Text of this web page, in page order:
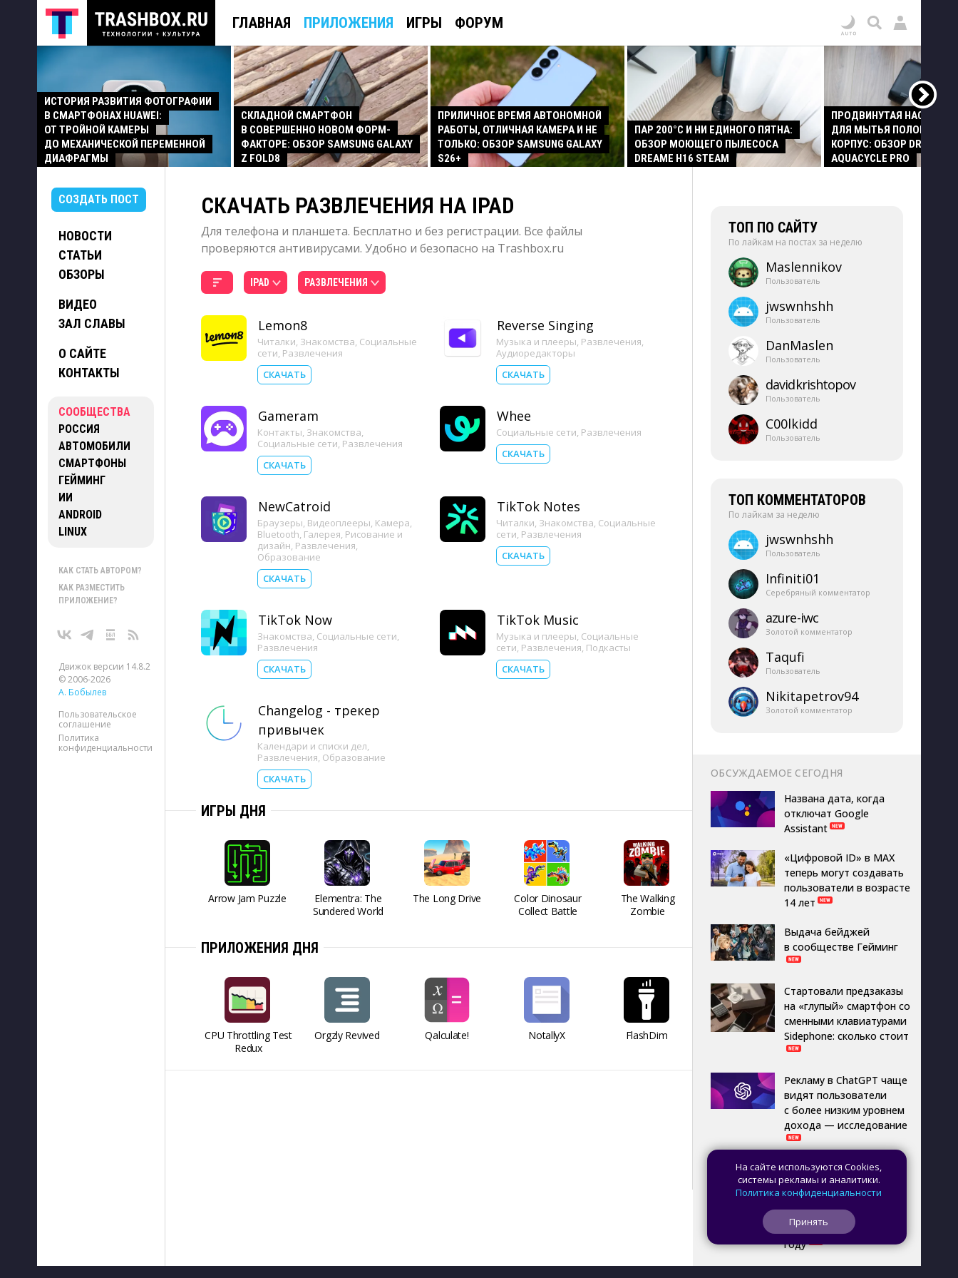
ГЛАВНАЯ ПРИЛОЖЕНИЯ ИГРЫ ФОРУМ
ИСТОРИЯ РАЗВИТИЯ ФОТОГРАФИИ
В СМАРТФОНАХ HUAWEI:
ОТ ТРОЙНОЙ КАМЕРЫ
ДО МЕХАНИЧЕСКОЙ ПЕРЕМЕННОЙ
ДИАФРАГМЫ
СКЛАДНОЙ СМАРТФОН
В СОВЕРШЕННО НОВОМ ФОРМ-
ФАКТОРЕ: ОБЗОР SAMSUNG GALAXY
Z FOLD8
ПРИЛИЧНОЕ ВРЕМЯ АВТОНОМНОЙ
РАБОТЫ, ОТЛИЧНАЯ КАМЕРА И НЕ
ТОЛЬКО: ОБЗОР SAMSUNG GALAXY
S26+
ПАР 200°C И НИ ЕДИНОГО ПЯТНА:
ОБЗОР МОЮЩЕГО ПЫЛЕСОСА
DREAME H16 STEAM
ПРОДВИНУТАЯ НАСАДКА
ДЛЯ МЫТЬЯ ПОЛОВ И
КОРПУС: ОБЗОР DREAME
AQUACYCLE PRO
СОЗДАТЬ ПОСТ
НОВОСТИ
СТАТЬИ
ОБЗОРЫ
ВИДЕО
ЗАЛ СЛАВЫ
О САЙТЕ
КОНТАКТЫ
СООБЩЕСТВА
РОССИЯ
АВТОМОБИЛИ
СМАРТФОНЫ
ГЕЙМИНГ
ИИ
ANDROID
LINUX
КАК СТАТЬ АВТОРОМ?
КАК РАЗМЕСТИТЬ
ПРИЛОЖЕНИЕ?
Движок версии 14.8.2
© 2006-2026
А. Бобылев
Пользовательское
соглашение
Политика
конфиденциальности
СКАЧАТЬ РАЗВЛЕЧЕНИЯ НА IPAD
Для телефона и планшета. Бесплатно и без регистрации. Все файлы
проверяются антивирусами. Удобно и безопасно на Trashbox.ru
IPAD РАЗВЛЕЧЕНИЯ
Lemon8
Читалки, Знакомства, Социальные
сети, Развлечения
СКАЧАТЬ
Reverse Singing
Музыка и плееры, Развлечения,
Аудиоредакторы
СКАЧАТЬ
Gameram
Контакты, Знакомства,
Социальные сети, Развлечения
СКАЧАТЬ
Whee
Социальные сети, Развлечения
СКАЧАТЬ
NewCatroid
Браузеры, Видеоплееры, Камера,
Bluetooth, Галерея, Рисование и
дизайн, Развлечения,
Образование
СКАЧАТЬ
TikTok Notes
Читалки, Знакомства, Социальные
сети, Развлечения
СКАЧАТЬ
TikTok Now
Знакомства, Социальные сети,
Развлечения
СКАЧАТЬ
TikTok Music
Музыка и плееры, Социальные
сети, Развлечения, Подкасты
СКАЧАТЬ
Changelog - трекер
привычек
Календари и списки дел,
Развлечения, Образование
СКАЧАТЬ
ИГРЫ ДНЯ
Arrow Jam Puzzle
Elementra: The
Sundered World
The Long Drive
Color Dinosaur
Collect Battle
The Walking
Zombie
REMATCH HOCKEY
Я голубь
ПРИЛОЖЕНИЯ ДНЯ
CPU Throttling Test
Redux
Orgzly Revived Qalculate! NotallyX FlashDim
Day Counter –
App Lock Dazzify
ТОП ПО САЙТУ
По лайкам на постах за неделю
Maslennikov
Пользователь
jwswnhshh
Пользователь
DanMaslen
Пользователь
davidkrishtopov
Пользователь
C00lkidd
Пользователь
ТОП КОММЕНТАТОРОВ
По лайкам за неделю
jwswnhshh
Пользователь
Infiniti01
Серебряный комментатор
azure-​iwc
Золотой комментатор
Taqufi
Пользователь
Nikitapetrov94
Золотой комментатор
ОБСУЖДАЕМОЕ СЕГОДНЯ
Названа дата, когда
отключат Google
Assistant
«Цифровой ID» в MAX
теперь могут создавать
пользователи в возрасте
14 лет
Выдача бейджей
в сообществе Гейминг
Стартовали предзаказы
на «глупый» смартфон со
сменными клавиатурами
Sidephone: сколько стоит
Рекламу в ChatGPT чаще
видят пользователи
с более низким уровнем
дохода — исследование
Названы российские
приложения, которые
будут
предустанавливать
на смартфоны в 2027
году
На сайте используются Cookies,
системы рекламы и аналитики.
Политика конфиденциальности
Принять